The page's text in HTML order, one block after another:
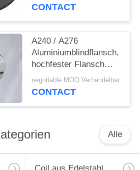
CONTACT
A240 / A276
Aluminiumblindflansch,
hochfester Flansch
ASTM A182 besonders
angefertigt
negotiable MOQ:Verhandelbar
CONTACT
Alle